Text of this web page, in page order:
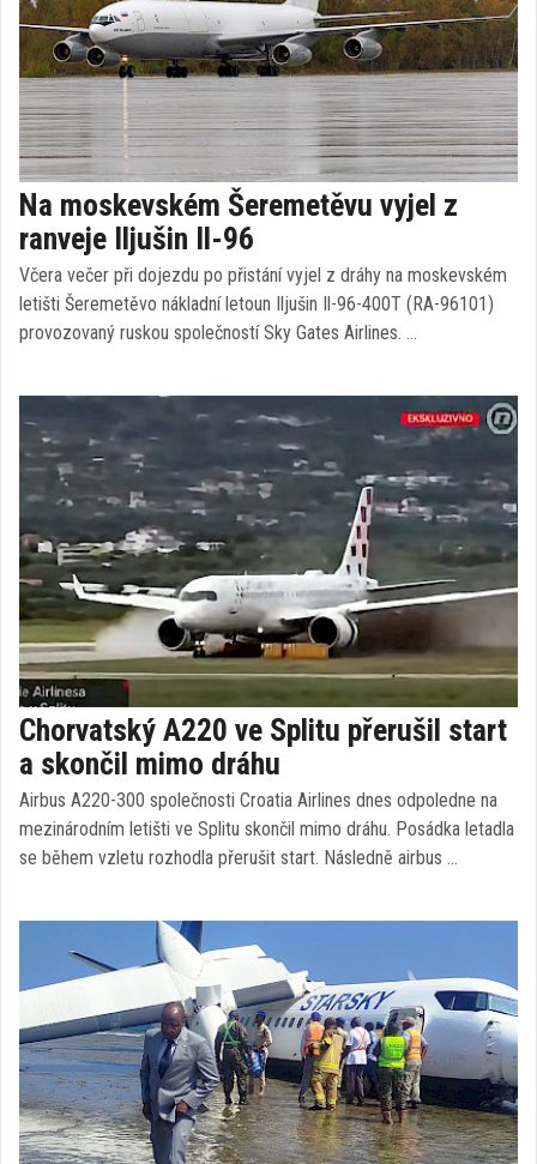
Na moskevském Šeremetěvu vyjel z
ranveje Iljušin Il-96
Včera večer při dojezdu po přistání vyjel z dráhy na moskevském
letišti Šeremetěvo nákladní letoun Iljušin Il-96-400T (RA-96101)
provozovaný ruskou společností Sky Gates Airlines. …
Chorvatský A220 ve Splitu přerušil start
a skončil mimo dráhu
Airbus A220-300 společnosti Croatia Airlines dnes odpoledne na
mezinárodním letišti ve Splitu skončil mimo dráhu. Posádka letadla
se během vzletu rozhodla přerušit start. Následně airbus …